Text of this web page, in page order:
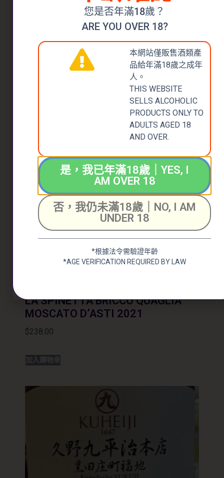
加入購物車
LA SPINETTA BRICCO QUAGLIA
MOSCATO D’ASTI 2021
$238.00
加入購物車
您是否年滿18歲？
ARE YOU OVER 18?
本網站僅販售酒類產
品給年滿18歲之成年
人。
THIS WEBSITE
SELLS ALCOHOLIC
PRODUCTS ONLY TO
ADULTS AGED 18
AND OVER.
是，我已年滿18歲｜YES, I
AM OVER 18
否，我仍未滿18歲｜NO, I AM
UNDER 18
*根據法令需驗證年齡
*AGE VERIFICATION REQUIRED BY LAW